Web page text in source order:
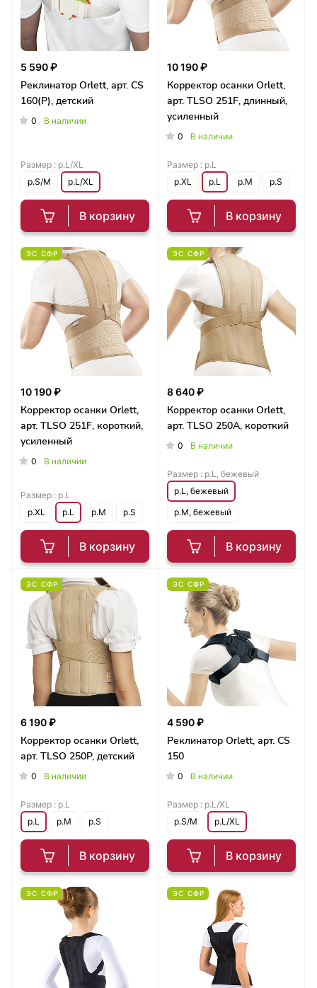
5 590 ₽
Реклинатор Orlett, арт. CS
160(P), детский
0 В наличии
В корзину
Размер : р.L/XL
р.S/M
р.L/XL
10 190 ₽
Корректор осанки Orlett,
арт. TLSO 251F, длинный,
усиленный
0 В наличии
В корзину
Размер : р.L
р.XL
р.L р.M р.S
ЭС СФР
10 190 ₽
Корректор осанки Orlett,
арт. TLSO 251F, короткий,
усиленный
0 В наличии
В корзину
Размер : р.L
р.XL
р.L р.M р.S
ЭС СФР
8 640 ₽
Корректор осанки Orlett,
арт. TLSO 250A, короткий
0 В наличии
В корзину
Размер : р.L, бежевый
р.L, бежевый
р.M, бежевый
ЭС СФР
6 190 ₽
Корректор осанки Orlett,
арт. TLSO 250P, детский
0 В наличии
В корзину
Размер : р.L
р.L
р.M р.S
ЭС СФР
4 590 ₽
Реклинатор Orlett, арт. CS
150
0 В наличии
В корзину
Размер : р.L/XL
р.S/M
р.L/XL
ЭС СФР ЭС СФР